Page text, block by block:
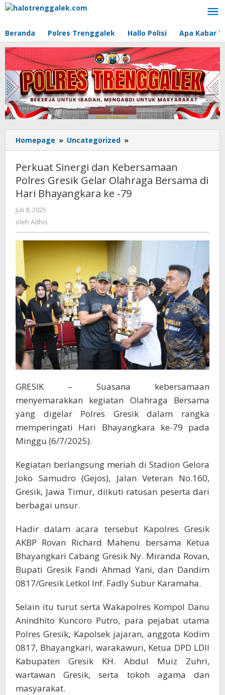
Lewati
Beranda Polres Trenggalek Hallo Polisi Apa Kabar
Homepage » Uncategorized »
Sinergi
Kebersamaan
Polres
Gresik
di
Hari
Bhayangkara
ke
-79
Perkuat Sinergi dan Kebersamaan
Polres Gresik Gelar Olahraga Bersama di
Hari Bhayangkara ke -79
Juli 8, 2025
oleh Adhis
GRESIK – Suasana kebersamaan
menyemarakkan kegiatan Olahraga Bersama
yang digelar Polres Gresik dalam rangka
memperingati Hari Bhayangkara ke-79 pada
Minggu (6/7/2025).
Kegiatan berlangsung meriah di Stadion Gelora
Joko Samudro (Gejos), Jalan Veteran No.160,
Gresik, Jawa Timur, diikuti ratusan peserta dari
berbagai unsur.
Hadir dalam acara tersebut Kapolres Gresik
AKBP Rovan Richard Mahenu bersama Ketua
Bhayangkari Cabang Gresik Ny. Miranda Rovan,
Bupati Gresik Fandi Ahmad Yani, dan Dandim
0817/Gresik Letkol Inf. Fadly Subur Karamaha.
Selain itu turut serta Wakapolres Kompol Danu
Anindhito Kuncoro Putro, para pejabat utama
Polres Gresik, Kapolsek jajaran, anggota Kodim
0817, Bhayangkari, warakawuri, Ketua DPD LDII
Kabupaten Gresik KH. Abdul Muiz Zuhri,
wartawan Gresik, serta tokoh agama dan
masyarakat.